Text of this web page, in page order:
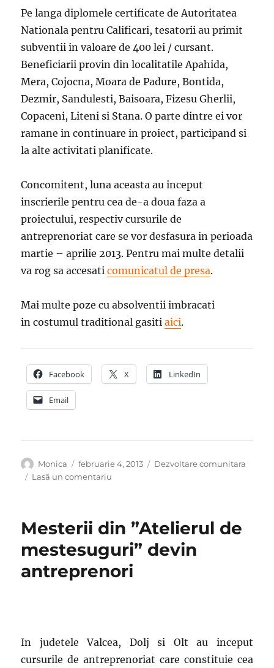
Pe langa diplomele certificate de Autoritatea
Nationala pentru Calificari, tesatorii au primit
subventii in valoare de 400 lei / cursant.
Beneficiarii provin din localitatile Apahida,
Mera, Cojocna, Moara de Padure, Bontida,
Dezmir, Sandulesti, Baisoara, Fizesu Gherlii,
Copaceni, Liteni si Stana. O parte dintre ei vor
ramane in continuare in proiect, participand si
la alte activitati planificate.
Concomitent, luna aceasta au inceput
inscrierile pentru cea de-a doua faza a
proiectului, respectiv cursurile de
antreprenoriat care se vor desfasura in perioada
martie – aprilie 2013. Pentru mai multe detalii
va rog sa accesaticomunicatul de presa.
Mai multe poze cu absolventii imbracati
in costumul traditional gasitiaici.
Facebook X LinkedIn
Email
Autor
Monica
Publicat
pe
februarie 4, 2013 Categorii
Dezvoltare comunitara
Lasă un comentariu
mesterilor
tesatori
clujeni
Mesterii din ”Atelierul de
mestesuguri” devin
antreprenori
In judetele Valcea, Dolj si Olt au inceput
cursurile de antreprenoriat care constituie cea